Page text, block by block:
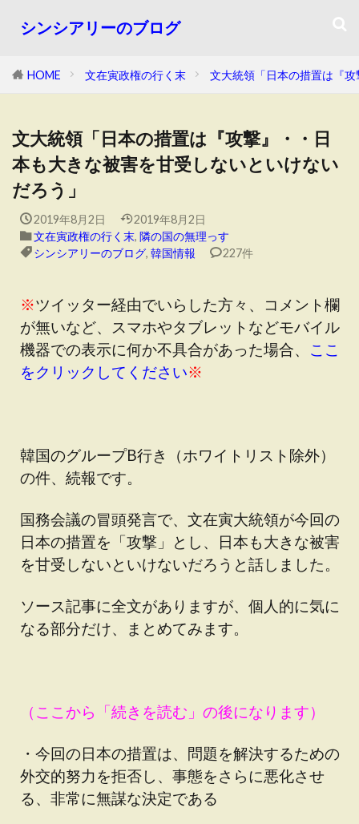
シンシアリーのブログ
HOME 文在寅政権の行く末 文大統領「日本の措置は『
文大統領「日本の措置は『攻撃』・・日
本も大きな被害を甘受しないといけない
だろう」
2019年8月2日
2019年8月2日
文在寅政権の行く末, 隣の国の無理っす
シンシアリーのブログ, 韓国情報 227件
※ツイッター経由でいらした方々、コメント欄
が無いなど、スマホやタブレットなどモバイル
機器での表示に何か不具合があった場合、 ここ
をクリックしてください※
韓国のグループB行き（ホワイトリスト除外）
の件、続報です。
国務会議の冒頭発言で、文在寅大統領が今回の
日本の措置を「攻撃」とし、日本も大きな被害
を甘受しないといけないだろうと話しました。
ソース記事に全文がありますが、個人的に気に
なる部分だけ、まとめてみます。
（ここから「続きを読む」の後になります）
・今回の日本の措置は、問題を解決するための
外交的努力を拒否し、事態をさらに悪化させ
る、非常に無謀な決定である